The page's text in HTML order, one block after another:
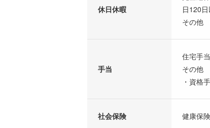
休日休暇
日120
その他
手当
住宅手
その他
・資格
社会保険 健康保